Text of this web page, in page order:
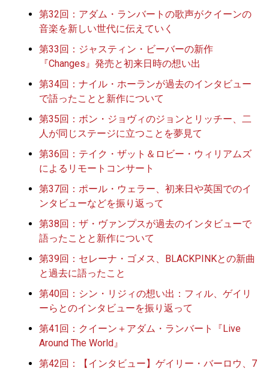
第32回：アダム・ランバートの歌声がクイーンの
音楽を新しい世代に伝えていく
第33回：ジャスティン・ビーバーの新作
『Changes』発売と初来日時の想い出
第34回：ナイル・ホーランが過去のインタビュー
で語ったことと新作について
第35回：ボン・ジョヴィのジョンとリッチー、二
人が同じステージに立つことを夢見て
第36回：テイク・ザット＆ロビー・ウィリアムズ
によるリモートコンサート
第37回：ポール・ウェラー、初来日や英国でのイ
ンタビューなどを振り返って
第38回：ザ・ヴァンプスが過去のインタビューで
語ったことと新作について
第39回：セレーナ・ゴメス、BLACKPINKとの新曲
と過去に語ったこと
第40回：シン・リジィの想い出：フィル、ゲイリ
ーらとのインタビューを振り返って
第41回：クイーン＋アダム・ランバート『Live
Around The World』
第42回：【インタビュー】ゲイリー・バーロウ、7